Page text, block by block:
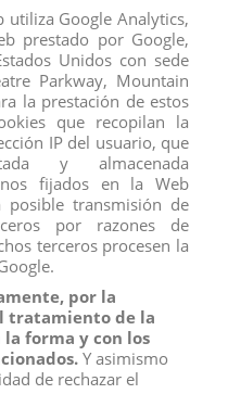
FIGURA BELLA
View
utiliza Google Analytics,
prestado por Google,
Unidos con sede
Parkway, Mountain
la prestación de estos
que recopilan la
IP del usuario, que
y almacenada
fijados en la Web
posible transmisión de
por razones de
terceros procesen la
por la
tratamiento de la
forma y con los
Y asimismo
de rechazar el